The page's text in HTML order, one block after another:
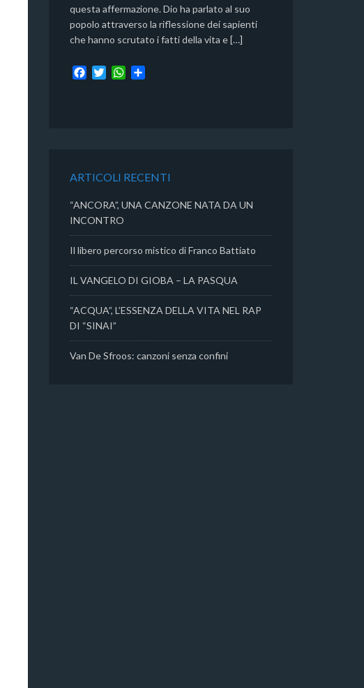
questa affermazione. Dio ha parlato al suo
popolo attraverso la riflessione dei sapienti
che hanno scrutato i fatti della vita e […]
W
i
ARTICOLI RECENTI
“ANCORA”, UNA CANZONE NATA DA UN
INCONTRO
Il libero percorso mistico di Franco Battiato
IL VANGELO DI GIOBA – LA PASQUA
“ACQUA”, L’ESSENZA DELLA VITA NEL RAP
DI “SINAI”
Van De Sfroos: canzoni senza confini